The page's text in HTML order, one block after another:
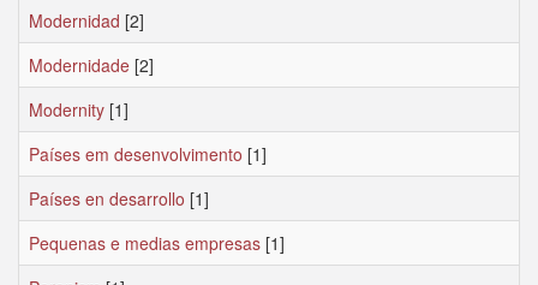
Modernidad [2]
Modernidade [2]
Modernity [1]
Países em desenvolvimento [1]
Países en desarrollo [1]
Pequenas e medias empresas [1]